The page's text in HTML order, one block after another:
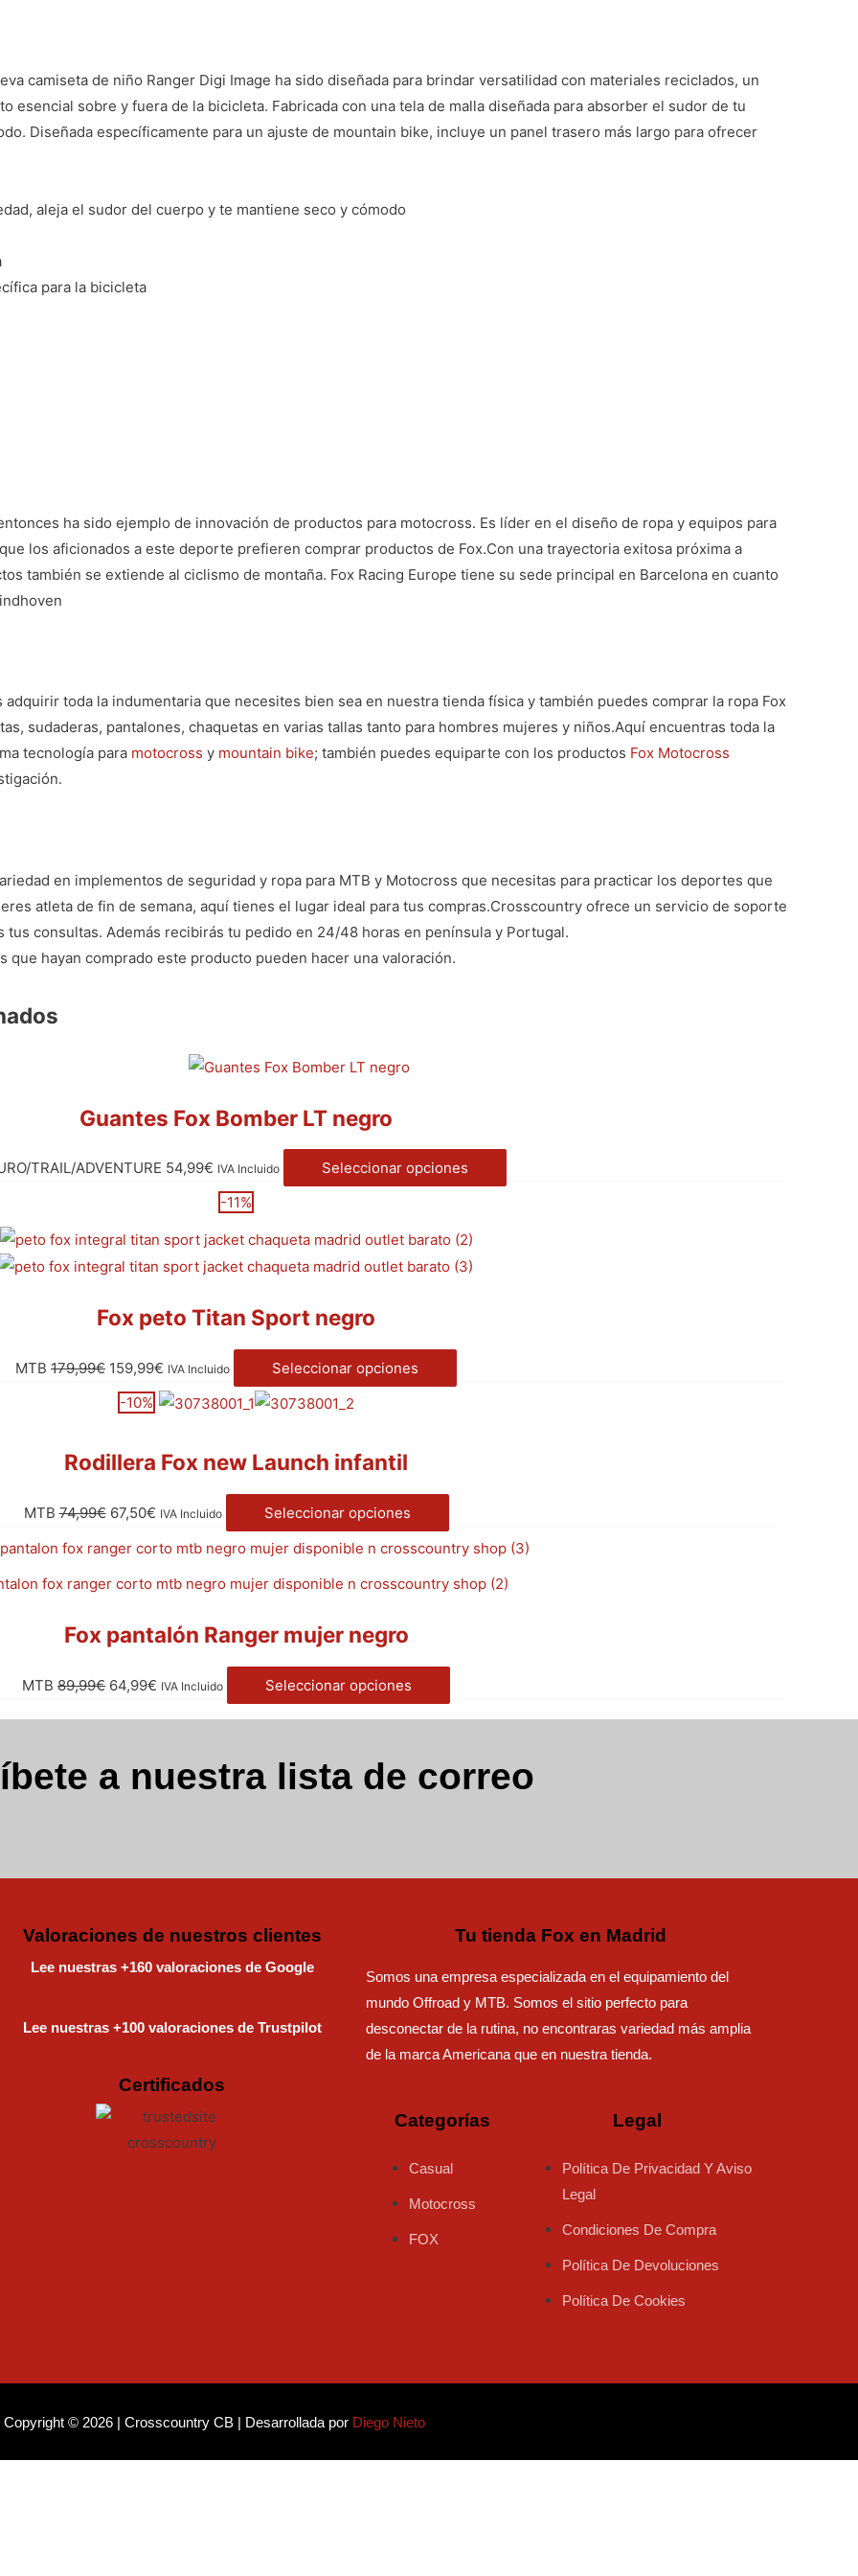
camiseta de niño Ranger Digi Image ha sido diseñada para brindar versatilidad con materiales reciclados, un
esencial sobre y fuera de la bicicleta. Fabricada con una tela de malla diseñada para absorber el sudor de tu
Diseñada específicamente para un ajuste de mountain bike, incluye un panel trasero más largo para ofrecer
aleja el sudor del cuerpo y te mantiene seco y cómodo
para la bicicleta
ha sido ejemplo de innovación de productos para motocross. Es líder en el diseño de ropa y equipos para
los aficionados a este deporte prefieren comprar productos de Fox.Con una trayectoria exitosa próxima a
también se extiende al ciclismo de montaña. Fox Racing Europe tiene su sede principal en Barcelona en cuanto
toda la indumentaria que necesites bien sea en nuestra tienda física y también puedes comprar la ropa Fox
sudaderas, pantalones, chaquetas en varias tallas tanto para hombres mujeres y niños.Aquí encuentras toda la
tecnología para motocross y mountain bike; también puedes equiparte con los productos Fox Motocross
en implementos de seguridad y ropa para MTB y Motocross que necesitas para practicar los deportes que
atleta de fin de semana, aquí tienes el lugar ideal para tus compras.Crosscountry ofrece un servicio de soporte
consultas. Además recibirás tu pedido en 24/48 horas en península y Portugal.
que hayan comprado este producto pueden hacer una valoración.
Guantes Fox Bomber LT negro
TRAIL/ADVENTURE 54,99€ IVA Incluido Seleccionar opciones
-11%
Fox peto Titan Sport negro
MTB 179,99€ 159,99€ IVA Incluido Seleccionar opciones
-10%
Rodillera Fox new Launch infantil
MTB74,99€ 67,50€ IVA Incluido Seleccionar opciones
Fox pantalón Ranger mujer negro
MTB 89,99€ 64,99€ IVA Incluido Seleccionar opciones
a nuestra lista de correo
Valoraciones de nuestros clientes
Lee nuestras +160 valoraciones de Google
Lee nuestras +100 valoraciones de Trustpilot
Certificados
Tu tienda Fox en Madrid
Somos una empresa especializada en el equipamiento del
mundo Offroad y MTB. Somos el sitio perfecto para
desconectar de la rutina, no encontraras variedad más amplia
de la marca Americana que en nuestra tienda.
Categorías
Casual
Motocross
FOX
Legal
Política De Privacidad Y Aviso
Legal
Condiciones De Compra
Política De Devoluciones
Política De Cookies
Copyright © 2026 | Crosscountry CB | Desarrollada por Diego Nieto